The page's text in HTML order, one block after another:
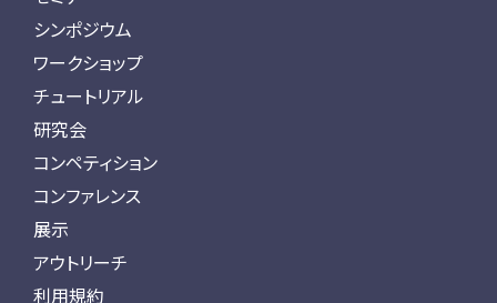
シンポジウム
ワークショップ
チュートリアル
研究会
コンペティション
コンファレンス
展示
アウトリーチ
利用規約